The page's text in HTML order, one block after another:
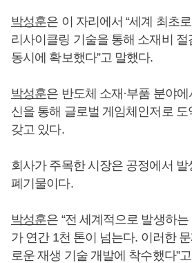
박성훈은 이 자리에서 “세계 최초
리사이클링 기술을 통해 소재비
동시에 확보했다”고 말했다.
박성훈은 반도체 소재·부품 분야에
신을 통해 글로벌 게임체인저로
갖고 있다.
회사가 주목한 시장은 공정에서 발
폐기물이다.
박성훈은 “전 세계적으로 발생하
가 연간 1천 톤이 넘는다. 이러한
로운 재생 기술 개발에 착수했다”